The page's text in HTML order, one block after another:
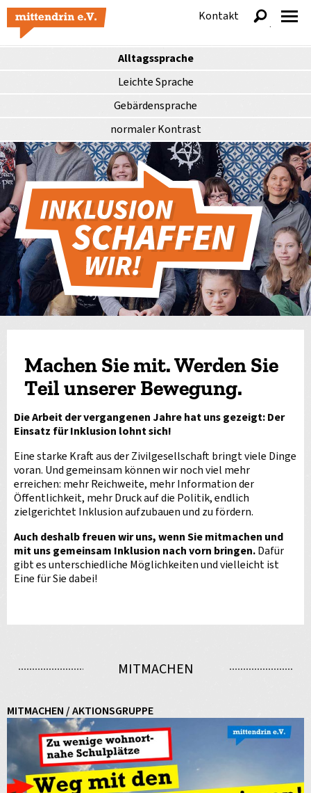
Alltagssprache
Leichte Sprache
Gebärdensprache
normalerKontrast
Kontakt
anzeigen
Machen Sie mit. Werden Sie
Teil unserer Bewegung.
Die Arbeit der vergangenen Jahre hat uns gezeigt: Der
Einsatz für Inklusion lohnt sich!
Eine starke Kraft aus der Zivilgesellschaft bringt viele Dinge
voran. Und gemeinsam können wir noch viel mehr
erreichen: mehr Reichweite, mehr Information der
Öffentlichkeit, mehr Druck auf die Politik, endlich
zielgerichtet Inklusion aufzubauen und zu fördern.
Auch deshalb freuen wir uns, wenn Sie mitmachen und
mit uns gemeinsam Inklusion nach vorn bringen.Dafür
gibt es unterschiedliche Möglichkeiten und vielleicht ist
Eine für Sie dabei!
MITMACHEN
MITMACHEN / AKTIONSGRUPPE